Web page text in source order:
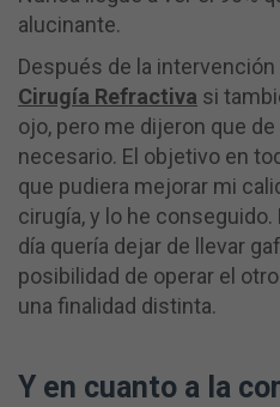
alucinante.
Después de la
Cirugía Refractiva si
ojo, pero me dijeron que
necesario. El objetivo en
que pudiera mejorar mi
cirugía, y lo he
día quería dejar de llevar
posibilidad de operar el
una finalidad distinta.
Y en cuanto a la